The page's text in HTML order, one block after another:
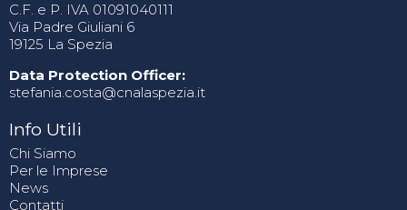
C.F. e P. IVA 01091040111
Via Padre Giuliani 6
19125 La Spezia
Data Protection Officer:
stefania.costa@cnalaspezia.it
Info Utili
Chi Siamo
Per le Imprese
News
Contatti